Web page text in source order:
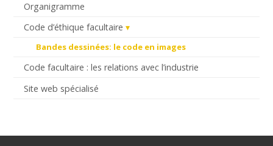
Organigramme
Code d’éthique facultaire
Bandes dessinées: le code en images
Code facultaire : les relations avec l’industrie
Site web spécialisé